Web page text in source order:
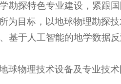
探特色专业建设，紧跟
为目标，以地球物理勘探
基于人工智能的地学数据
球物理技术设备及专业技